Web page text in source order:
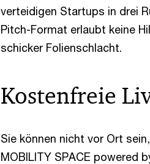
verteidigen Startups in drei
Pitch-Format erlaubt keine
schicker Folienschlacht.
Kostenfreie
Sie können nicht vor Ort
MOBILITY SPACE powered